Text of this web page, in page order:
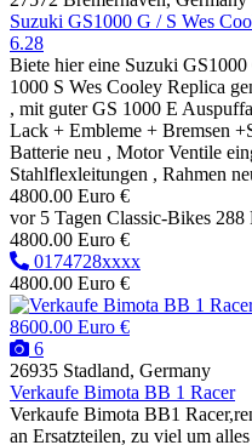
Suzuki GS1000 G / S Wes
6.28
Biete hier eine Suzuki
1000 S Wes Cooley Replica
, mit guter GS 1000 E
Lack + Embleme + Bremsen
Batterie neu , Motor Ventile
Stahlflexleitungen , Rahmen
4800.00 Euro €
vor 5 Tagen Classic-Bikes 288
4800.00 Euro €
0174728xxxx
4800.00 Euro €
8600.00 Euro €
6
26935 Stadland, Germany
Verkaufe Bimota BB 1 Racer
Verkaufe Bimota BB1
an Ersatzteilen, zu viel um